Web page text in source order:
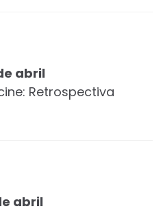
abril
Retrospectiva
abril